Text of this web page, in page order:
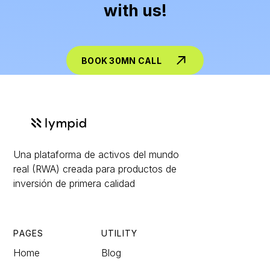
with us!
BOOK 30MN CALL
Una plataforma de activos del mundo
real (RWA) creada para productos de
inversión de primera calidad
PAGES
Home
UTILITY
Blog